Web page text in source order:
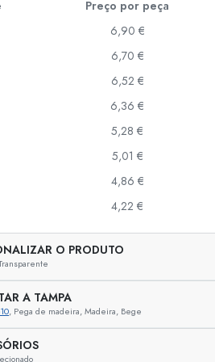
Preço por peça
6,90 €
6,70 €
6,52 €
6,36 €
5,28 €
5,01 €
4,86 €
4,22 €
O PRODUTO
A TAMPA
, Pega de madeira, Madeira, Bege